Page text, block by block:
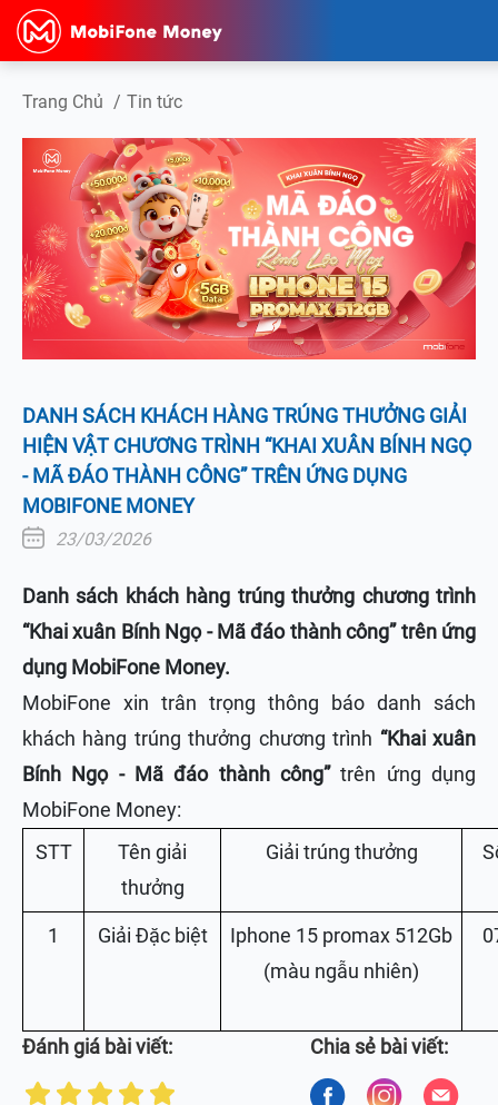
Trang Chủ / Tin tức
DANH SÁCH KHÁCH HÀNG TRÚNG THƯỞNG GIẢI
HIỆN VẬT CHƯƠNG TRÌNH “KHAI XUÂN BÍNH NGỌ
- MÃ ĐÁO THÀNH CÔNG” TRÊN ỨNG DỤNG
MOBIFONE MONEY
23/03/2026
Danh sách khách hàng trúng thưởng chương trình
“Khai xuân Bính Ngọ - Mã đáo thành công” trên ứng
dụng MobiFone Money.
MobiFone xin trân trọng thông báo danh sách
khách hàng trúng thưởng chương trình “Khai xuân
Bính Ngọ - Mã đáo thành công”trên ứng dụng
MobiFone Money:
STT
Tên giải
thưởng
Giải trúng thưởng
1 Giải Đặc biệt
Iphone 15 promax 512Gb
(màu ngẫu nhiên)
Đánh giá bài viết: Chia sẻ bài viết: